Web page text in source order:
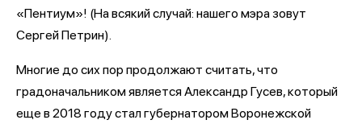
«Пентиум»! (На всякий случай: нашего мэра зовут
Сергей Петрин).
Многие до сих пор продолжают считать, что
градоначальником является Александр Гусев, который
еще в 2018 году стал губернатором Воронежской